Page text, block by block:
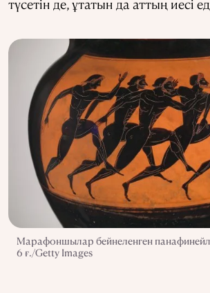
түсетін де, ұтатын да аттың иесі
Марафоншылар бейнеленген
6 ғ./Getty Images